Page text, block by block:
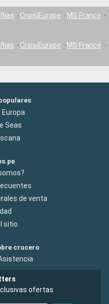
CroisiEurope
MS France
CroisiEurope
MS France
Europa
Seas
de venta
sitio
crucero
ofertas